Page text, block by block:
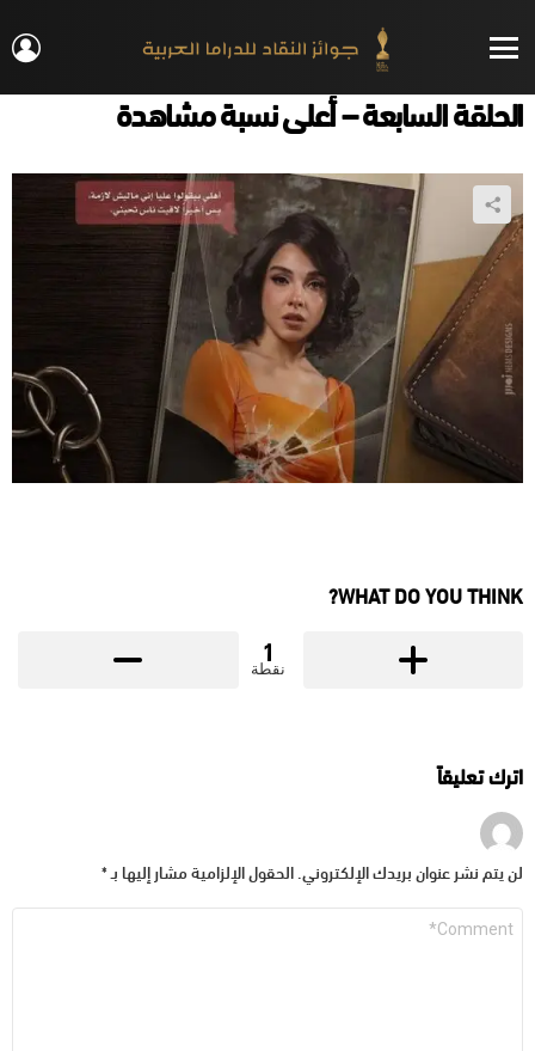
الحلقة السابعة – أعلى نسبة مشاهدة
WHAT DO YOU THINK?
1
نقطة
اترك تعليقاً
لن يتم نشر عنوان بريدك الإلكتروني. الحقول الإلزامية مشار إليها بـ *
التعليق